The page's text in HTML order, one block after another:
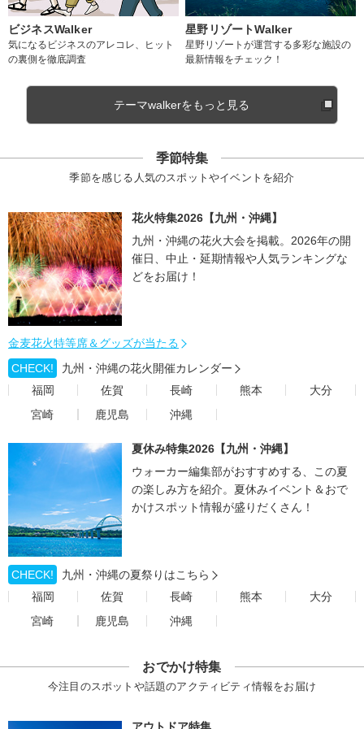
ビジネスWalker
気になるビジネスのアレコレ、ヒット
の裏側を徹底調査
星野リゾートWalker
星野リゾートが運営する多彩な施設の
最新情報をチェック！
テーマwalkerをもっと見る
季節特集
季節を感じる人気のスポットやイベントを紹介
花火特集2026【九州・沖縄】
九州・沖縄の花火大会を掲載。2026年の開
催日、中止・延期情報や人気ランキングな
どをお届け！
金麦花火特等席＆グッズが当たる
CHECK!
九州・沖縄の花火開催カレンダー
福岡
佐賀 長崎 熊本
大分
宮崎
鹿児島 沖縄
夏休み特集2026【九州・沖縄】
ウォーカー編集部がおすすめする、この夏
の楽しみ方を紹介。夏休みイベント＆おで
かけスポット情報が盛りだくさん！
CHECK!
九州・沖縄の夏祭りはこちら
福岡
佐賀 長崎 熊本
大分
宮崎
鹿児島 沖縄
おでかけ特集
今注目のスポットや話題のアクティビティ情報をお届け